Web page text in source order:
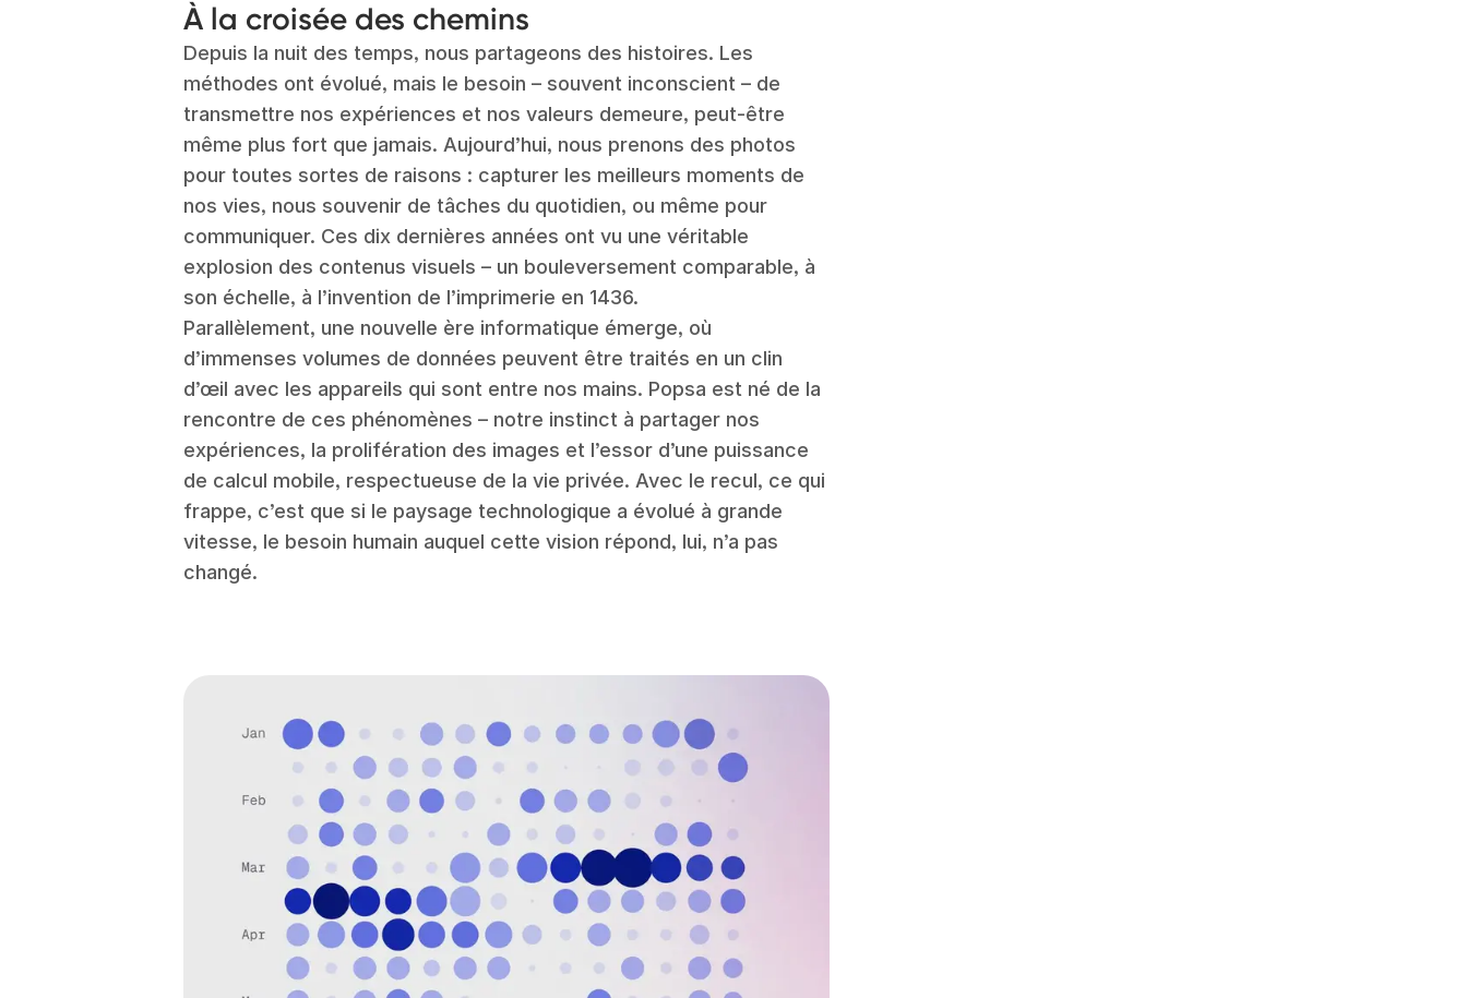
À la croisée des chemins
Depuis la nuit des temps, nous partageons des histoires. Les
méthodes ont évolué, mais le besoin – souvent inconscient – de
transmettre nos expériences et nos valeurs demeure, peut-être
même plus fort que jamais. Aujourd’hui, nous prenons des photos
pour toutes sortes de raisons : capturer les meilleurs moments de
nos vies, nous souvenir de tâches du quotidien, ou même pour
communiquer. Ces dix dernières années ont vu une véritable
explosion des contenus visuels – un bouleversement comparable, à
son échelle, à l’invention de l’imprimerie en 1436.
Parallèlement, une nouvelle ère informatique émerge, où
d’immenses volumes de données peuvent être traités en un clin
d’œil avec les appareils qui sont entre nos mains. Popsa est né de la
rencontre de ces phénomènes – notre instinct à partager nos
expériences, la prolifération des images et l’essor d’une puissance
de calcul mobile, respectueuse de la vie privée. Avec le recul, ce qui
frappe, c’est que si le paysage technologique a évolué à grande
vitesse, le besoin humain auquel cette vision répond, lui, n’a pas
changé.